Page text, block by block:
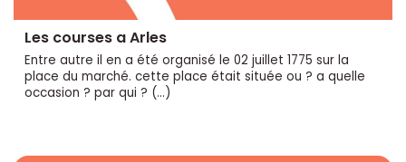
Les courses a Arles
Entre autre il en a été organisé le 02 juillet 1775 sur la
place du marché. cette place était située ou ? a quelle
occasion ? par qui ? (…)